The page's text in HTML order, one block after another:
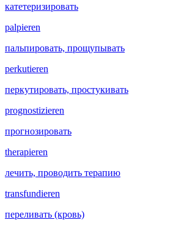
катетеризировать
palpieren
пальпировать, прощупывать
perkutieren
перкутировать, простукивать
prognostizieren
прогнозировать
therapieren
лечить, проводить терапию
transfundieren
переливать (кровь)